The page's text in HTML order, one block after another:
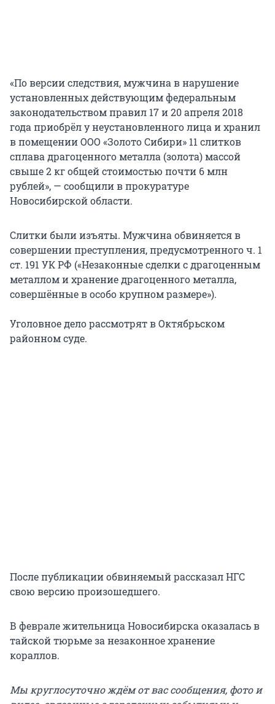
«По версии следствия, мужчина в нарушение
установленных действующим федеральным
законодательством правил 17 и 20 апреля 2018
года приобрёл у неустановленного лица и хранил
в помещении ООО «Золото Сибири» 11 слитков
сплава драгоценного металла (золота) массой
свыше 2 кг общей стоимостью почти 6 млн
рублей», — сообщили в прокуратуре
Новосибирской области.
Слитки были изъяты. Мужчина обвиняется в
совершении преступления, предусмотренного ч. 1
ст. 191 УК РФ («Незаконные сделки с драгоценным
металлом и хранение драгоценного металла,
совершённые в особо крупном размере»).
Уголовное дело рассмотрят в Октябрьском
районном суде.
После публикации обвиняемый рассказал НГС
свою версию произошедшего.
В феврале жительница Новосибирска оказалась в
тайской тюрьме за незаконное хранение
кораллов.
Мы круглосуточно ждём от вас сообщения, фото и